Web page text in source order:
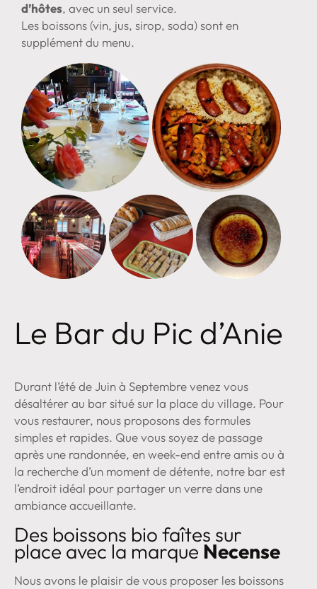
d’hôtes, avec un seul service.
Les boissons (vin, jus, sirop, soda) sont en
supplément du menu.
Le Bar du Pic d’Anie
Durant l’été de Juin à Septembre venez vous
désaltérer au bar situé sur la place du village. Pour
vous restaurer, nous proposons des formules
simples et rapides. Que vous soyez de passage
après une randonnée, en week-end entre amis ou à
la recherche d’un moment de détente, notre bar est
l’endroit idéal pour partager un verre dans une
ambiance accueillante.
Des boissons bio faîtes sur
place avec la marque Necense
Nous avons le plaisir de vous proposer les boissons